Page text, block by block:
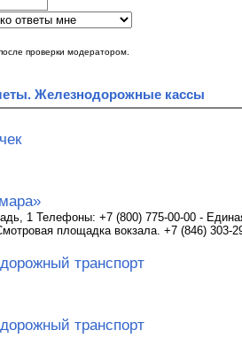
проверки модератором.
Железнодорожные кассы
1 Телефоны: +7 (800) 775-00-00 -
площадка вокзала. +7 (846) 303-
транспорт
транспорт